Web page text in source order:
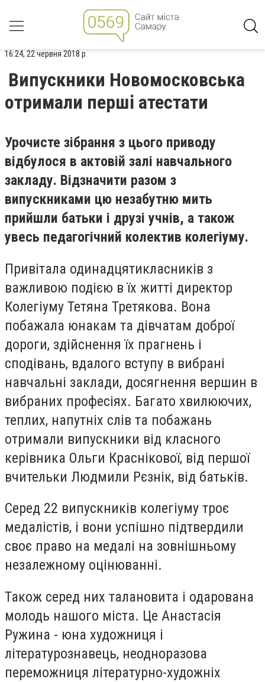
16:24, 22 червня 2018 р.
Випускники Новомосковська
отримали перші атестати
Урочисте зібрання з цього приводу
відбулося в актовій залі навчального
закладу. Відзначити разом з
випускниками цю незабутню мить
прийшли батьки і друзі учнів, а також
увесь педагогічний колектив колегіуму.
Привітала одинадцятикласників з
важливою подією в їх житті директор
Колегіуму Тетяна Третякова. Вона
побажала юнакам та дівчатам доброї
дороги, здійснення їх прагнень і
сподівань, вдалого вступу в вибрані
навчальні заклади, досягнення вершин в
вибраних професіях. Багато хвилюючих,
теплих, напутніх слів та побажань
отримали випускники від класного
керівника Ольги Краснікової, від першої
вчительки Людмили Рєзнік, від батьків.
Серед 22 випускників колегіуму троє
медалістів, і вони успішно підтвердили
своє право на медалі на зовнішньому
незалежному оцінюванні.
Також серед них талановита і одарована
молодь нашого міста. Це Анастасія
Ружина - юна художниця і
літературознавець, неодноразова
переможниця літературно-художніх